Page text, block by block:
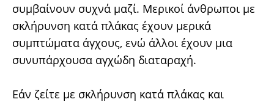
συμβαίνουν συχνά μαζί. Μερικοί άνθρωποι με
σκλήρυνση κατά πλάκας έχουν μερικά
συμπτώματα άγχους, ενώ άλλοι έχουν μια
συνυπάρχουσα αγχώδη διαταραχή.
Εάν ζείτε με σκλήρυνση κατά πλάκας και